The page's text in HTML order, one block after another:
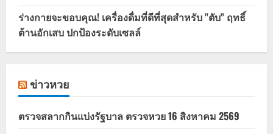
ร่างกายจะขอบคุณ! เครื่องดื่มที่ดีที่สุดสำหรับ "ตับ" ฤทธิ์
ต้านอักเสบ ปกป้องระดับเซลล์
ข่าวหวย
ตรวจสลากกินแบ่งรัฐบาล ตรวจหวย 16 สิงหาคม 2569